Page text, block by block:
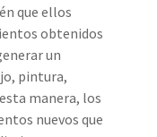
que ellos
obtenidos
un
pintura,
manera, los
nuevos que